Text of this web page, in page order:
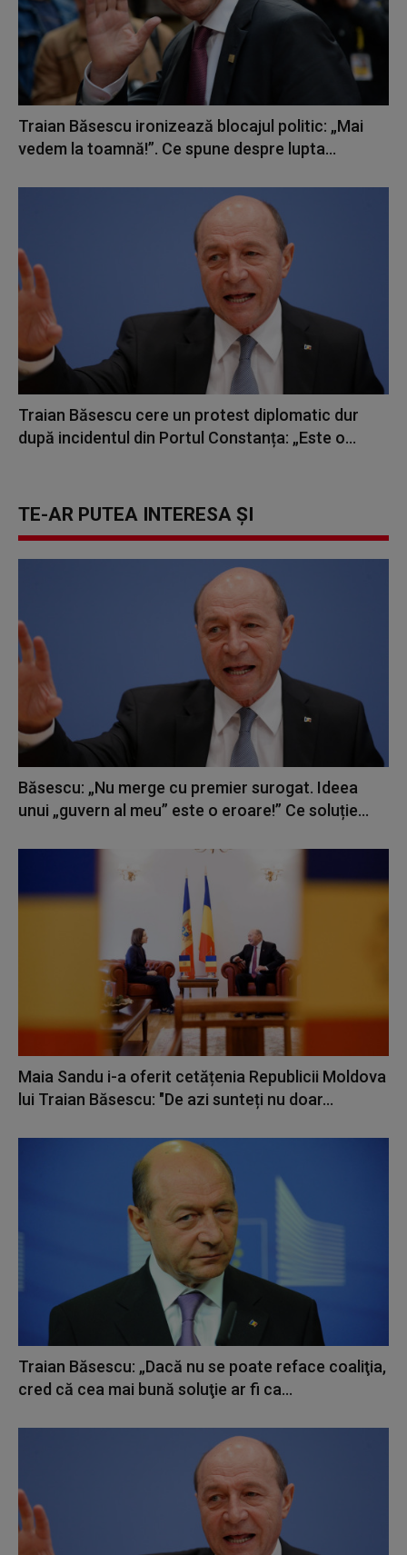
Traian Băsescu ironizează blocajul politic: „Mai
vedem la toamnă!”. Ce spune despre lupta...
Traian Băsescu cere un protest diplomatic dur
după incidentul din Portul Constanța: „Este o...
TE-AR PUTEA INTERESA ȘI
Băsescu: „Nu merge cu premier surogat. Ideea
unui „guvern al meu” este o eroare!” Ce soluție...
Maia Sandu i-a oferit cetățenia Republicii Moldova
lui Traian Băsescu: "De azi sunteți nu doar...
Traian Băsescu: „Dacă nu se poate reface coaliţia,
cred că cea mai bună soluţie ar fi ca...